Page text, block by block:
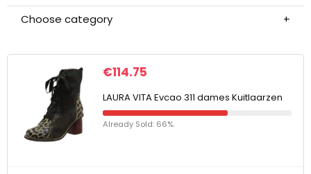
Choose category
€114.75
LAURA VITA Evcao 311 dames Kuitlaarzen
Already Sold: 66%